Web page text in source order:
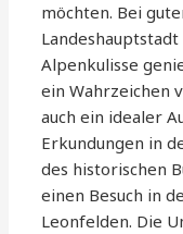
möchten. Bei
Alpenkulisse
ein Wahrzeichen
auch ein idealer
Erkundungen in
des historischen
einen Besuch in
Leonfelden. Die